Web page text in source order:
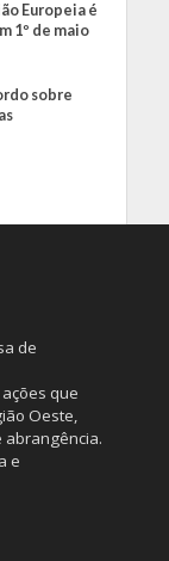
Europeia é
1º de maio
sobre
de
que
Oeste,
abrangência.
e